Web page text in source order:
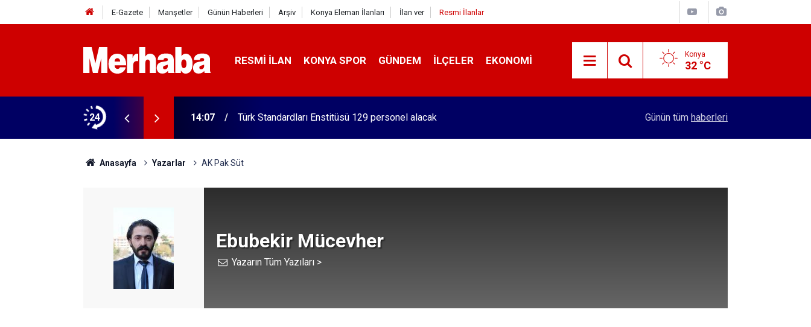
E-Gazete Manşetler Günün Haberleri Arşiv Konya Eleman İlanları İlan ver Resmi İlanlar
RESMI İLAN KONYA SPOR GÜNDEM İLÇELER EKONOMI Konya
32 °C
24 14:07 Türk Standardları Enstitüsü 129 personel alacak Seydişehir Hasta Refakatçi Konukevi açılıyor
Günün tüm haberleri
Anasayfa Yazarlar AK Pak Süt
Ebubekir Mücevher
Yazarın Tüm Yazıları >